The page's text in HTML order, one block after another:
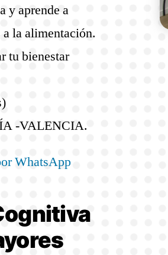
y aprende a
la alimentación.
tu bienestar
-VALENCIA.
WhatsApp